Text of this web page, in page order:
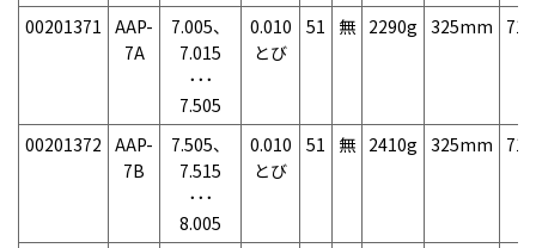
00201371 AAP-
7A
7.005、
7.015
･･･
7.505
0.010
とび
51 無 2290g 325mm
00201372 AAP-
7B
7.505、
7.515
･･･
8.005
0.010
とび
51 無 2410g 325mm